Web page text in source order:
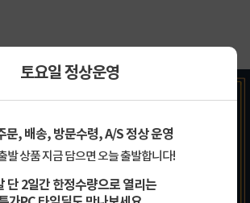
토요일 정상운영
문, 배송, 방문수령, A/S 정상 운영
발 상품 지금 담으면 오늘 출발합니다!
단 2일간 한정수량으로 열리는